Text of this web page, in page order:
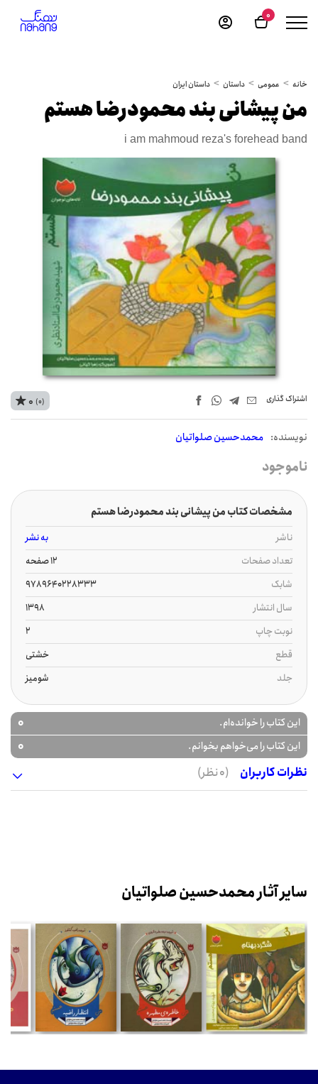
0
خانه عمومی داستان داستان ایران
من پیشانی بند محمودرضا هستم
i am mahmoud reza's forehead band
اشتراک‌ گذاری
نويسنده: محمدحسین صلواتیان
0 (0)
ناموجود
مشخصات کتاب من پیشانی بند محمودرضا هستم
ناشر
به نشر
تعداد صفحات
12 صفحه
شابک
9789640228333
سال انتشار
1398
نوبت چاپ
2
قطع
خشتی
جلد
شومیز
این کتاب را خوانده‌ام. 0
این کتاب را می‌خواهم بخوانم.
0
نظرات کاربران
(0 نظر)
سایر آثار محمدحسین صلواتیان